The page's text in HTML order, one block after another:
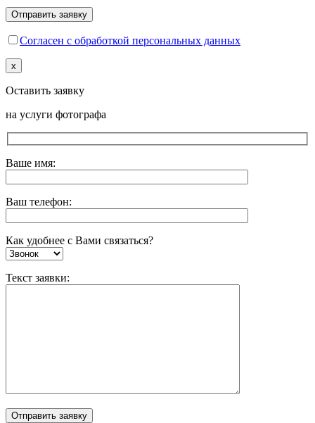
Согласен с обработкой персональных данных
x
Оставить заявку
на услуги фотографа
Ваше имя:
Ваш телефон:
Как удобнее с Вами связаться?
Текст заявки: